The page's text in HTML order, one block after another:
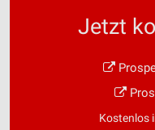
Jetzt
Kostenlos